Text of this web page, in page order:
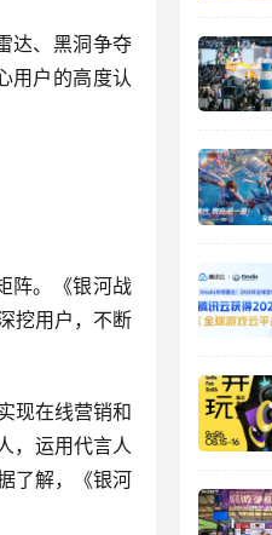
达、黑洞争夺
用户的高度认
阵。《银河战
挖用户，不断
现在线营销和
，运用代言人
了解，《银河